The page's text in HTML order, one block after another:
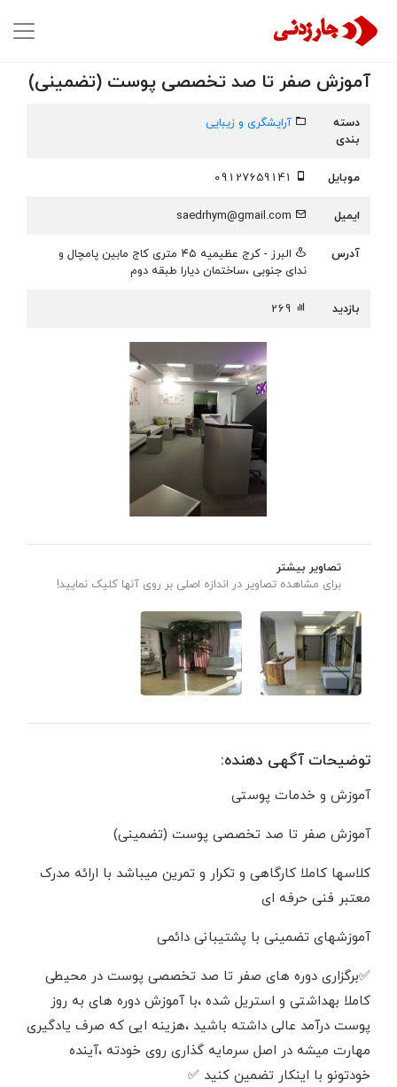
آموزش صفر تا صد تخصصی پوست (تضمینی)
دسته
بندی
آرایشگری و زیبایی
موبایل
ایمیل
saedrhym@gmail.com
آدرس
البرز - کرج عظیمیه ۴۵ متری کاج مابین پامچال و
ندای جنوبی ،ساختمان دیارا طبقه دوم
بازدید
تصاویر بیشتر
برای مشاهده تصاویر در اندازه اصلی بر روی آنها کلیک نمایید!
توضیحات آگهی دهنده:
آموزش و خدمات پوستی
آموزش صفر تا صد تخصصی پوست (تضمینی)
کلاسها کاملا کارگاهی و تکرار و تمرین میباشد با ارائه مدرک
معتبر فنی حرفه ای
آموزشهای تضمینی با پشتیبانی دائمی
✅برگزاری دوره های صفر تا صد تخصصی پوست در محیطی
کاملا بهداشتی و استریل شده ،با آموزش دوره های به روز
پوست درآمد عالی داشته باشید ،هزینه ایی که صرف یادگیری
مهارت میشه در اصل سرمایه گذاری روی خودته ،آینده
خودتونو با اینکار تضمین کنید ✅